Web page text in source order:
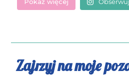
Zajrzyj na moje